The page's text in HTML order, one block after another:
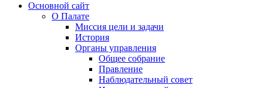
Основной сайт
О Палате
Миссия цели и задачи
История
Органы управления
Общее собрание
Правление
Наблюдательный совет